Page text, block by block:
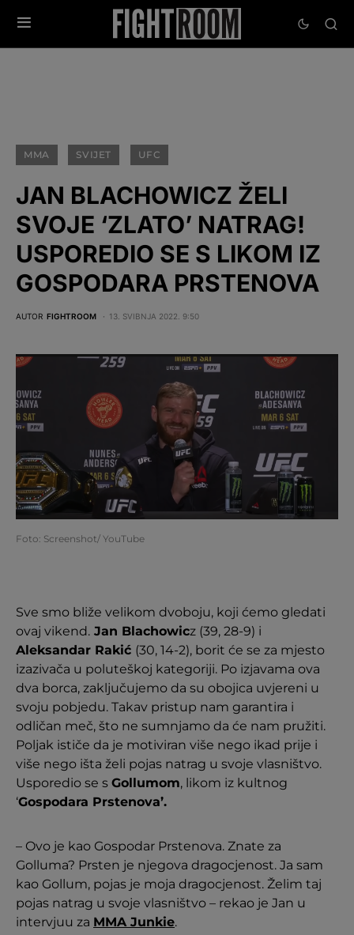
MMA SVIJET UFC
JAN BLACHOWICZ ŽELI
SVOJE ‘ZLATO’ NATRAG!
USPOREDIO SE S LIKOM IZ
GOSPODARA PRSTENOVA
AUTOR FIGHTROOM 13. SVIBNJA 2022. 9:50
Foto: Screenshot/ YouTube
Sve smo bliže velikom dvoboju, koji ćemo gledati
ovaj vikend. Jan Blachowicz (39, 28-9) i
Aleksandar Rakić (30, 14-2), borit će se za mjesto
izazivača u poluteškoj kategoriji. Po izjavama ova
dva borca, zaključujemo da su obojica uvjereni u
svoju pobjedu. Takav pristup nam garantira i
odličan meč, što ne sumnjamo da će nam pružiti.
Poljak ističe da je motiviran više nego ikad prije i
više nego išta želi pojas natrag u svoje vlasništvo.
Usporedio se s Gollumom, likom iz kultnog
‘Gospodara Prstenova’.
– Ovo je kao Gospodar Prstenova. Znate za
Golluma? Prsten je njegova dragocjenost. Ja sam
kao Gollum, pojas je moja dragocjenost. Želim taj
pojas natrag u svoje vlasništvo – rekao je Jan u
intervjuu za MMA Junkie.